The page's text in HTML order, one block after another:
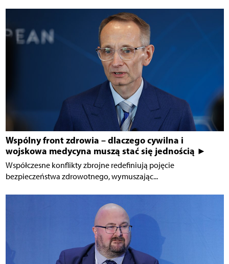
Wspólny front zdrowia – dlaczego cywilna i
wojskowa medycyna muszą stać się jednością ►
Współczesne konflikty zbrojne redefiniują pojęcie
bezpieczeństwa zdrowotnego, wymuszając...